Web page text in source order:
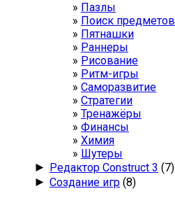
Пазлы
Поиск предметов
Пятнашки
Раннеры
Рисование
Ритм-игры
Саморазвитие
Стратегии
Тренажёры
Финансы
Химия
Шутеры
► Редактор Construct 3 (7)
► Создание игр (8)